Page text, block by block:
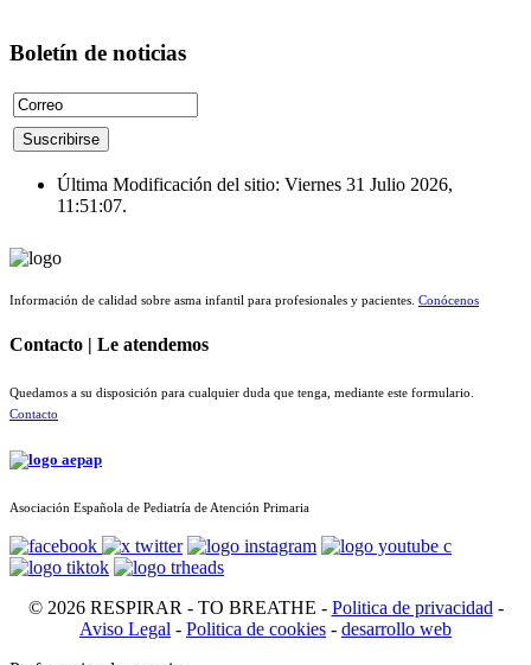
Boletín de noticias
Última Modificación del sitio: Viernes 31 Julio 2026,
11:51:07.
Información de calidad sobre asma infantil para profesionales y pacientes. Conócenos
Contacto | Le atendemos
Quedamos a su disposición para cualquier duda que tenga, mediante este formulario.
Contacto
Asociación Española de Pediatría de Atención Primaria
© 2026 RESPIRAR - TO BREATHE - Politica de privacidad -
Aviso Legal - Politica de cookies - desarrollo web